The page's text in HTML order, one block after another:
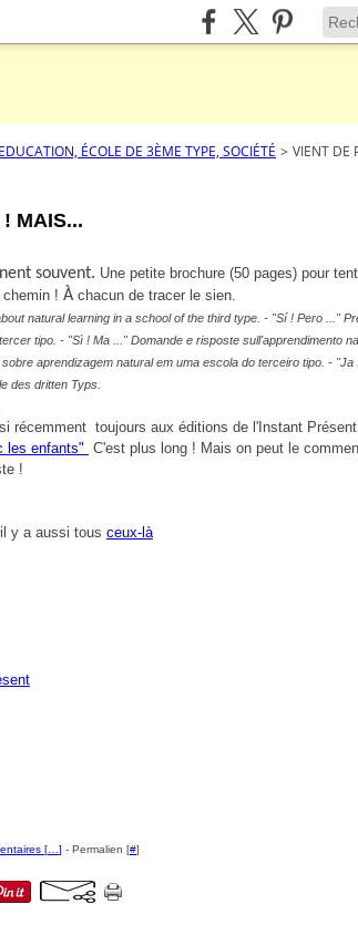
EDUCATION, ÉCOLE DE 3ÈME TYPE, SOCIÉTÉ > VIENT DE
MAIS...
souvent. Une petite brochure (50 pages) pour
! À chacun de tracer le sien.
natural learning in a school of the third type. - "Sí ! Pero ..."
tipo. - "Sì ! Ma ..." Domande e risposte sull'apprendimento
aprendizagem natural em uma escola do terceiro tipo. - "Ja
des dritten Typs.
récemment toujours aux éditions de l'Instant
les enfants" C'est plus long ! Mais on peut le
!
y a aussi tous ceux-là
[ ] - Permalien [#]